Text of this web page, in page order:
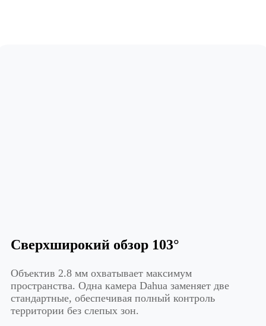
Сверхширокий обзор 103°
Объектив 2.8 мм охватывает максимум
пространства. Одна камера Dahua заменяет две
стандартные, обеспечивая полный контроль
территории без слепых зон.